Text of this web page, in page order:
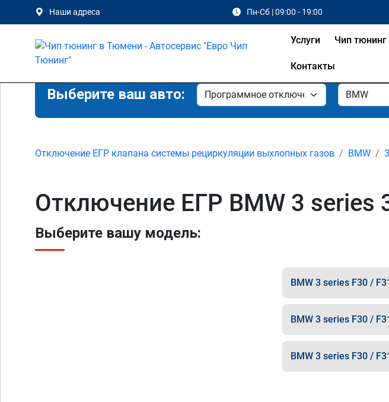
Наши адреса Пн-Сб | 09:00 - 19:00
Услуги Чип тюнинг
Контакты
Выберите ваш авто:
Отключение ЕГР клапана системы рециркуляции выхлопных газов BMW
Отключение ЕГР BMW 3
Выберите вашу модель:
BMW 3 series F30 /
BMW 3 series F30 /
BMW 3 series F30 /